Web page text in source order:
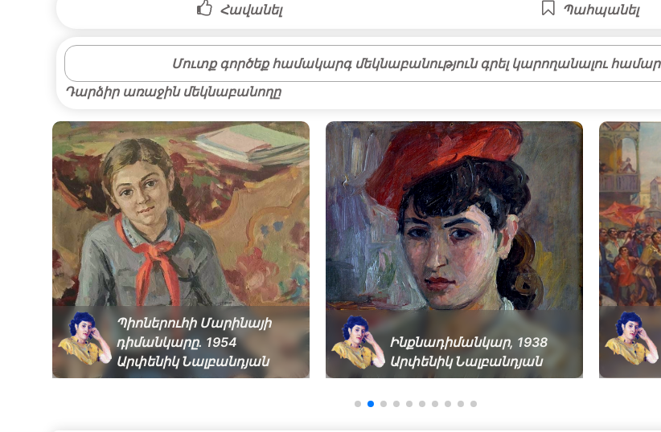
Հավանել Պահպանել
Մուտք գործեք համակարգ մեկնաբանություն գրել կարողանալու համար
Դարձիր առաջին մեկնաբանողը
Պիոներուհի Մարինայի
դիմանկարը. 1954
Արփենիկ Նալբանդյան
Ինքնադիմանկար, 1938
Արփենիկ Նալբանդյան